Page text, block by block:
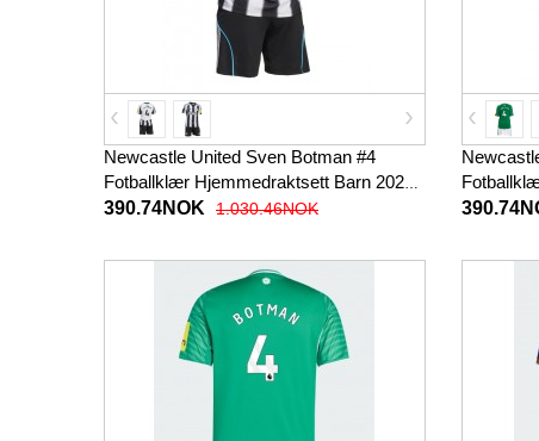
Newcastle United Sven Botman #4
Fotballklær Hjemmedraktsett Barn 2025-
26 Kortermet (+ korte bukser)
390.74NOK 1.030.46NOK